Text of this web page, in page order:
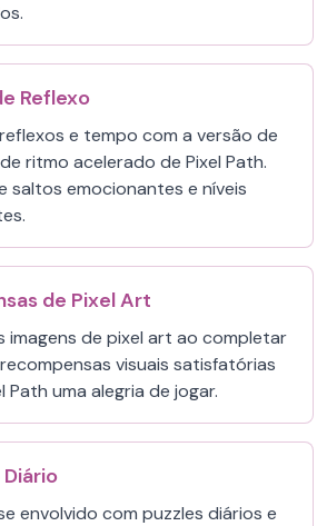
Reflexo
e tempo com a versão de
ritmo acelerado de Pixel Path.
saltos emocionantes e níveis
de Pixel Art
imagens de pixel art ao completar
visuais satisfatórias
Path uma alegria de jogar.
envolvido com puzzles diários e